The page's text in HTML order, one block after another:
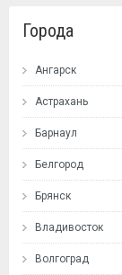
Города
Ангарск
Астрахань
Барнаул
Белгород
Брянск
Владивосток
Волгоград